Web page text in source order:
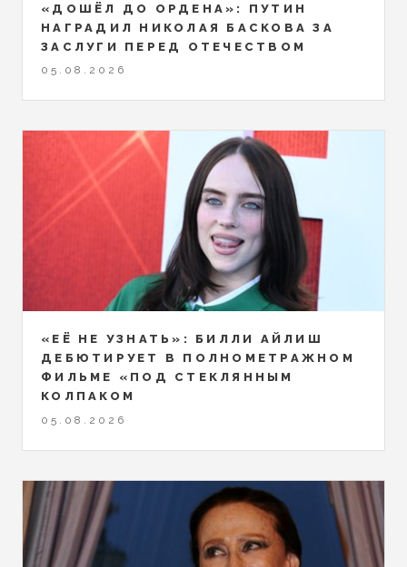
«ДОШЁЛ ДО ОРДЕНА»: ПУТИН
НАГРАДИЛ НИКОЛАЯ БАСКОВА ЗА
ЗАСЛУГИ ПЕРЕД ОТЕЧЕСТВОМ
05.08.2026
«ЕЁ НЕ УЗНАТЬ»: БИЛЛИ АЙЛИШ
ДЕБЮТИРУЕТ В ПОЛНОМЕТРАЖНОМ
ФИЛЬМЕ «ПОД СТЕКЛЯННЫМ
КОЛПАКОМ
05.08.2026